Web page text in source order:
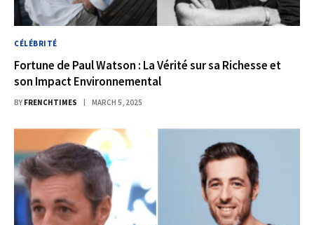
CÉLÉBRITÉ
Fortune de Paul Watson : La Vérité sur sa Richesse et
son Impact Environnemental
BY FRENCHTIMES MARCH 5, 2025